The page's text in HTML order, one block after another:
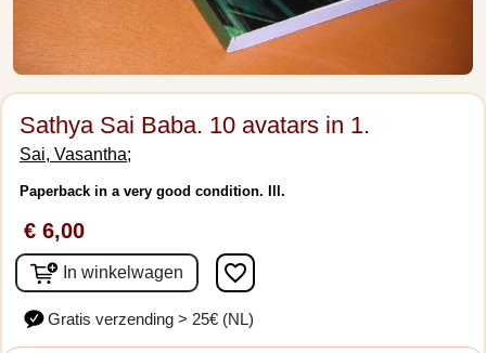
Sathya Sai Baba. 10 avatars in 1.
Sai, Vasantha;
Paperback in a very good condition. Ill.
€ 6,00
In winkelwagen favorite_border
Gratis verzending > 25€ (NL)